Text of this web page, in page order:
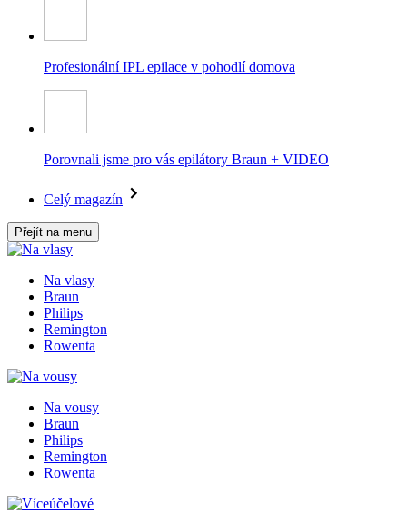
Profesionální IPL epilace v pohodlí domova
Porovnali jsme pro vás epilátory Braun + VIDEO
Celý magazín
Přejít na menu
Na vlasy
Braun
Philips
Remington
Rowenta
Na vousy
Braun
Philips
Remington
Rowenta